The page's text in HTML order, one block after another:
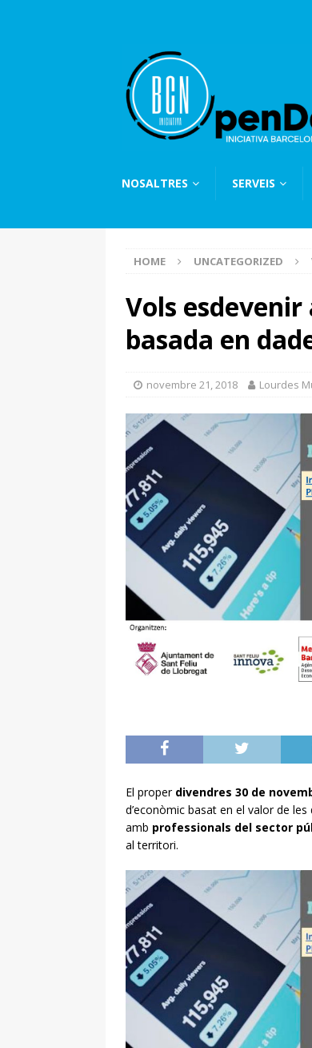
NOSALTRES SERVEIS
HOME UNCATEGORIZED
Vols
basada en
novembre 21, 2018 Lourdes
El proper divendres 30 de
d’econòmic basat en el valor de
amb professionals del sector
al territori.